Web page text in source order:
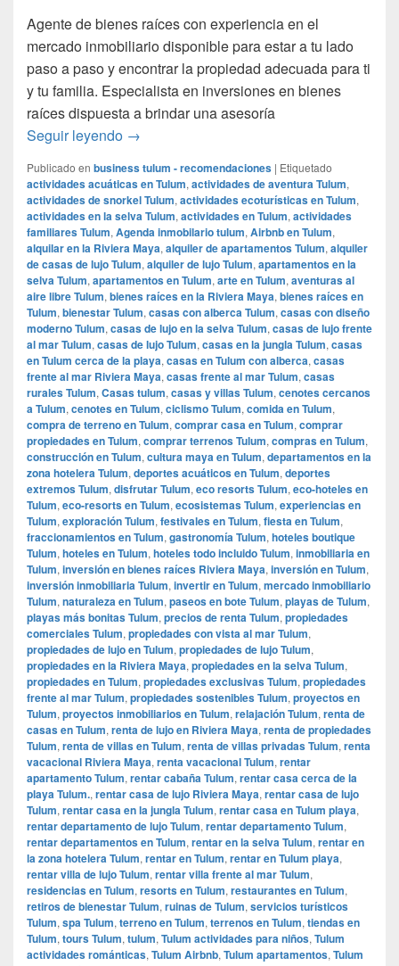
Agente de bienes raíces con experiencia en el
mercado inmobiliario disponible para estar a tu lado
paso a paso y encontrar la propiedad adecuada para ti
y tu familia. Especialista en inversiones en bienes
raíces dispuesta a brindar una asesoría
Seguir leyendo ¿Buscas casa en Tulum? Te
→
Publicado en business tulum - recomendaciones | Etiquetado
actividades acuáticas en Tulum, actividades de aventura Tulum,
actividades de snorkel Tulum, actividades ecoturísticas en Tulum,
actividades en la selva Tulum, actividades en Tulum, actividades
familiares Tulum, Agenda inmobilario tulum, Airbnb en Tulum,
alquilar en la Riviera Maya, alquiler de apartamentos Tulum, alquiler
de casas de lujo Tulum, alquiler de lujo Tulum, apartamentos en la
selva Tulum, apartamentos en Tulum, arte en Tulum, aventuras al
aire libre Tulum, bienes raíces en la Riviera Maya, bienes raíces en
Tulum, bienestar Tulum, casas con alberca Tulum, casas con diseño
moderno Tulum, casas de lujo en la selva Tulum, casas de lujo frente
al mar Tulum, casas de lujo Tulum, casas en la jungla Tulum, casas
en Tulum cerca de la playa, casas en Tulum con alberca, casas
frente al mar Riviera Maya, casas frente al mar Tulum, casas
rurales Tulum, Casas tulum, casas y villas Tulum, cenotes cercanos
a Tulum, cenotes en Tulum, ciclismo Tulum, comida en Tulum,
compra de terreno en Tulum, comprar casa en Tulum, comprar
propiedades en Tulum, comprar terrenos Tulum, compras en Tulum,
construcción en Tulum, cultura maya en Tulum, departamentos en la
zona hotelera Tulum, deportes acuáticos en Tulum, deportes
extremos Tulum, disfrutar Tulum, eco resorts Tulum, eco-hoteles en
Tulum, eco-resorts en Tulum, ecosistemas Tulum, experiencias en
Tulum, exploración Tulum, festivales en Tulum, fiesta en Tulum,
fraccionamientos en Tulum, gastronomía Tulum, hoteles boutique
Tulum, hoteles en Tulum, hoteles todo incluido Tulum, inmobiliaria en
Tulum, inversión en bienes raíces Riviera Maya, inversión en Tulum,
inversión inmobiliaria Tulum, invertir en Tulum, mercado inmobiliario
Tulum, naturaleza en Tulum, paseos en bote Tulum, playas de Tulum,
playas más bonitas Tulum, precios de renta Tulum, propiedades
comerciales Tulum, propiedades con vista al mar Tulum,
propiedades de lujo en Tulum, propiedades de lujo Tulum,
propiedades en la Riviera Maya, propiedades en la selva Tulum,
propiedades en Tulum, propiedades exclusivas Tulum, propiedades
frente al mar Tulum, propiedades sostenibles Tulum, proyectos en
Tulum, proyectos inmobiliarios en Tulum, relajación Tulum, renta de
casas en Tulum, renta de lujo en Riviera Maya, renta de propiedades
Tulum, renta de villas en Tulum, renta de villas privadas Tulum, renta
vacacional Riviera Maya, renta vacacional Tulum, rentar
apartamento Tulum, rentar cabaña Tulum, rentar casa cerca de la
playa Tulum., rentar casa de lujo Riviera Maya, rentar casa de lujo
Tulum, rentar casa en la jungla Tulum, rentar casa en Tulum playa,
rentar departamento de lujo Tulum, rentar departamento Tulum,
rentar departamentos en Tulum, rentar en la selva Tulum, rentar en
la zona hotelera Tulum, rentar en Tulum, rentar en Tulum playa,
rentar villa de lujo Tulum, rentar villa frente al mar Tulum,
residencias en Tulum, resorts en Tulum, restaurantes en Tulum,
retiros de bienestar Tulum, ruinas de Tulum, servicios turísticos
Tulum, spa Tulum, terreno en Tulum, terrenos en Tulum, tiendas en
Tulum, tours Tulum, tulum, Tulum actividades para niños, Tulum
actividades románticas, Tulum Airbnb, Tulum apartamentos, Tulum